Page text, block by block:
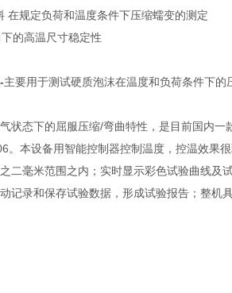
在规定负荷和温度条件下压缩蠕变的测定
的高温尺寸稳定性
-主要用于测试硬质泡沫在温度和负荷条件下的
状态下的屈服压缩/弯曲特性，是目前国内
。本设备用智能控制器控制温度，控温效果
二毫米范围之内；实时显示彩色试验曲线及
记录和保存试验数据，形成试验报告；整机